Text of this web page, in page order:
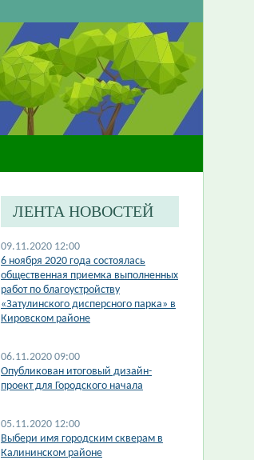
ЛЕНТА НОВОСТЕЙ
09.11.2020 12:00
​6 ноября 2020 года состоялась
общественная приемка выполненных
работ по благоустройству
«Затулинского дисперсного парка» в
Кировском районе
06.11.2020 09:00
​Опубликован итоговый дизайн-
проект для Городского начала
05.11.2020 12:00
Выбери имя городским скверам в
Калининском районе